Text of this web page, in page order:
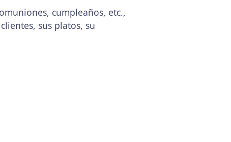
cumpleaños, etc.,
sus platos, su